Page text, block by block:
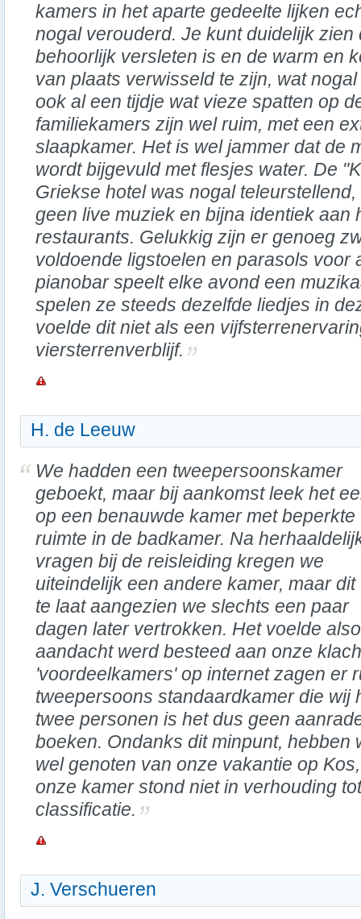
kamers in het aparte gedeelte lijken
nogal verouderd. Je kunt duidelijk zien
behoorlijk versleten is en de warm en
van plaats verwisseld te zijn, wat
ook al een tijdje wat vieze spatten op
familiekamers zijn wel ruim, met een
slaapkamer. Het is wel jammer dat de
wordt bijgevuld met flesjes water. De
Griekse hotel was nogal
geen live muziek en bijna identiek aan
restaurants. Gelukkig zijn er genoeg
voldoende ligstoelen en parasols voor
pianobar speelt elke avond een
spelen ze steeds dezelfde liedjes in
voelde dit niet als een
viersterrenverblijf.
H. de Leeuw
We hadden een tweepersoonskamer
geboekt, maar bij aankomst leek het
op een benauwde kamer met beperkte
ruimte in de badkamer. Na
vragen bij de reisleiding kregen we
uiteindelijk een andere kamer, maar dit
te laat aangezien we slechts een paar
dagen later vertrokken. Het voelde
aandacht werd besteed aan onze
'voordeelkamers' op internet zagen er
tweepersoons standaardkamer die wij
twee personen is het dus geen
boeken. Ondanks dit minpunt, hebben
wel genoten van onze vakantie op
onze kamer stond niet in verhouding
classificatie.
J. Verschueren